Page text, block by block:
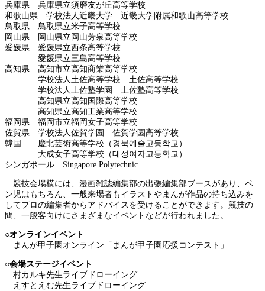
兵庫県 兵庫県立須磨友が丘高等学校
和歌山県 学校法人近畿大学 近畿大学附属和歌山高等学校
鳥取県 鳥取県立米子高等学校
岡山県 岡山県立岡山芳泉高等学校
愛媛県 愛媛県立西条高等学校
愛媛県立三島高等学校
高知県 高知市立高知商業高等学校
学校法人土佐高等学校 土佐高等学校
学校法人土佐塾学園 土佐塾高等学校
高知県立高知国際高等学校
高知県立高知工業高等学校
福岡県 福岡市立福岡女子高等学校
佐賀県 学校法人佐賀学園 佐賀学園高等学校
韓国 慶北芸術高等学校（경북예술고등학교）
大成女子高等学校（대성여자고등학교）
シンガポール Singapore Polytechnic
競技会場横には、漫画雑誌編集部の出張編集部ブースがあり、ペ
ン児はもちろん、一般来場者もイラストやまんが作品の持ち込みを
してプロの編集者からアドバイスを受けることができます。競技の
間、一般客向けにさまざまなイベントなどが行われました。
○オンラインイベント
まんが甲子園オンライン「まんが甲子園応援コンテスト」
○会場ステージイベント
村カルキ先生ライブドローイング
えすとえむ先生ライブドローイング